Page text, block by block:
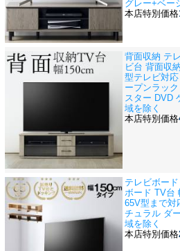
グレー+ベー
本店特別価格
背面収納 テ
ビ台 背面収
型テレビ対
ープンラッ
スター DVD
域を除く
本店特別価格
テレビボー
ボード TV台
65V型まで対
チュラル ダ
域を除く
本店特別価格